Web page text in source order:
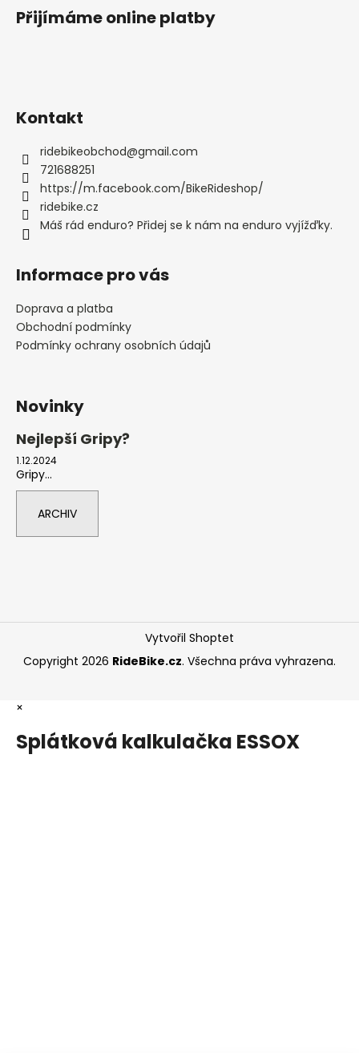
Přijímáme online platby
Kontakt
ridebikeobchod@gmail.com
721688251
https://m.facebook.com/BikeRideshop/
ridebike.cz
Máš rád enduro? Přidej se k nám na enduro vyjížďky.
Informace pro vás
Doprava a platba
Obchodní podmínky
Podmínky ochrany osobních údajů
Novinky
Nejlepší Gripy?
1.12.2024
Gripy...
ARCHIV
Vytvořil Shoptet
Copyright 2026 RideBike.cz. Všechna práva vyhrazena.
×
Splátková kalkulačka ESSOX